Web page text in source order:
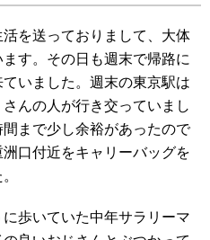
を送っておりまして、大体
す。その日も週末で帰路に
いました。週末の東京駅は
んの人が行き交っていまし
まで少し余裕があったので
口付近をキャリーバッグを
歩いていた中年サラリーマ